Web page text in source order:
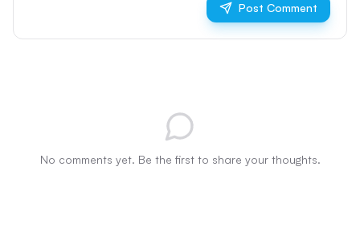
Post Comment
No comments yet. Be the first to share your thoughts.